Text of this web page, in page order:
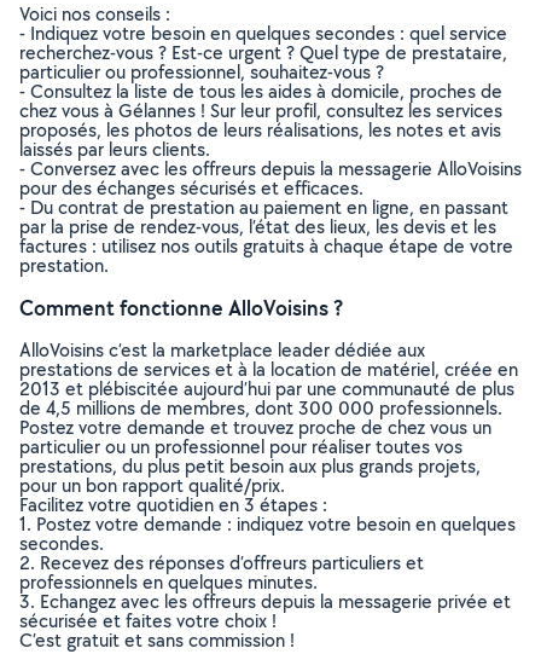
Voici nos conseils :
- Indiquez votre besoin en quelques secondes : quel service
recherchez-vous ? Est-ce urgent ? Quel type de prestataire,
particulier ou professionnel, souhaitez-vous ?
- Consultez la liste de tous les aides à domicile, proches de
chez vous à Gélannes ! Sur leur profil, consultez les services
proposés, les photos de leurs réalisations, les notes et avis
laissés par leurs clients.
- Conversez avec les offreurs depuis la messagerie AlloVoisins
pour des échanges sécurisés et efficaces.
- Du contrat de prestation au paiement en ligne, en passant
par la prise de rendez-vous, l’état des lieux, les devis et les
factures : utilisez nos outils gratuits à chaque étape de votre
prestation.
Comment fonctionne AlloVoisins ?
AlloVoisins c’est la marketplace leader dédiée aux
prestations de services et à la location de matériel, créée en
2013 et plébiscitée aujourd’hui par une communauté de plus
de 4,5 millions de membres, dont 300 000 professionnels.
Postez votre demande et trouvez proche de chez vous un
particulier ou un professionnel pour réaliser toutes vos
prestations, du plus petit besoin aux plus grands projets,
pour un bon rapport qualité/prix.
Facilitez votre quotidien en 3 étapes :
1. Postez votre demande : indiquez votre besoin en quelques
secondes.
2. Recevez des réponses d’offreurs particuliers et
professionnels en quelques minutes.
3. Echangez avec les offreurs depuis la messagerie privée et
sécurisée et faites votre choix !
C’est gratuit et sans commission !